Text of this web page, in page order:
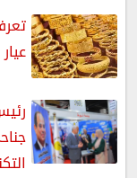
عيار 24 بـ6480 جنيها